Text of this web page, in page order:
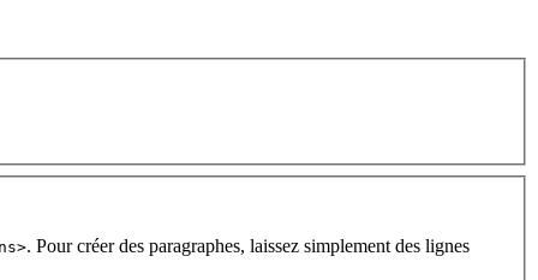
. Pour créer des paragraphes, laissez simplement des lignes